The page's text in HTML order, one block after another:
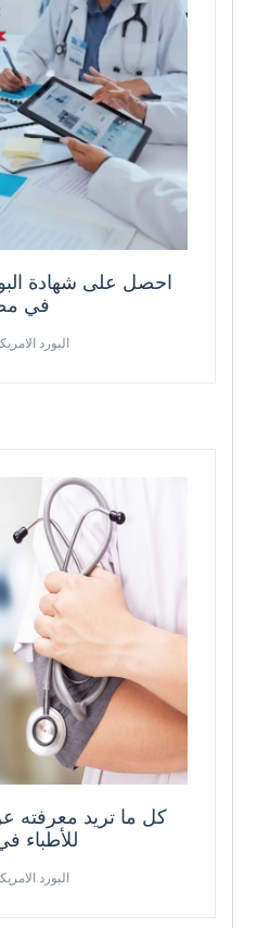
احصل على شهادة
في
البورد
كل ما تريد معرفته
للأطباء
البورد